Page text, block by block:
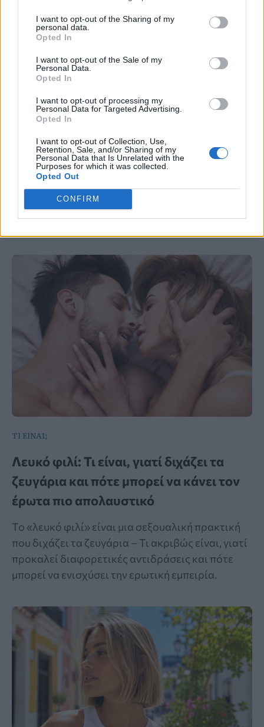
I want to opt-out of the Sharing of my
personal data.
Opted In
I want to opt-out of the Sale of my
Personal Data.
Opted In
I want to opt-out of processing my
Personal Data for Targeted Advertising.
Opted In
I want to opt-out of Collection, Use,
Retention, Sale, and/or Sharing of my
Personal Data that Is Unrelated with the
Purposes for which it was collected.
Opted Out
CONFIRM
σας.
ΑΘΗΡΟΣΚΛΉΡΩΣΗ
Just in
ΤΙ ΕΙΝΑΙ;
Λευκό φιλί: Τι είναι, γιατί διχάζει τα
ζευγάρια και πότε μπορεί να κάνει τον
έρωτα πιο απολαυστικό
Το «λευκό φιλί» είναι μια σεξουαλική πρακτική
που διχάζει τα ζευγάρια – Τι ακριβώς είναι, γιατί
προκαλεί διαφορετικές αντιδράσεις και πότε
μπορεί να ενισχύσει την ερωτική εμπειρία.